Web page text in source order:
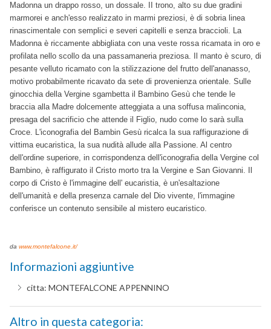
Madonna un drappo rosso, un dossale. II trono, alto su due gradini
marmorei e anch'esso realizzato in marmi preziosi, è di sobria linea
rinascimentale con semplici e severi capitelli e senza braccioli. La
Madonna è riccamente abbigliata con una veste rossa ricamata in oro e
profilata nello scollo da una passamaneria preziosa. Il manto è scuro, di
pesante velluto ricamato con la stilizzazione del frutto dell'ananasso,
motivo probabilmente ricavato da sete di provenienza orientale. Sulle
ginocchia della Vergine sgambetta il Bambino Gesù che tende le
braccia alla Madre dolcemente atteggiata a una soffusa malinconia,
presaga del sacrificio che attende il Figlio, nudo come lo sarà sulla
Croce. L'iconografia del Bambin Gesù ricalca la sua raffigurazione di
vittima eucaristica, la sua nudità allude alla Passione. Al centro
dell'ordine superiore, in corrispondenza dell'iconografia della Vergine col
Bambino, è raffigurato il Cristo morto tra la Vergine e San Giovanni. Il
corpo di Cristo è l'immagine dell' eucaristia, è un'esaltazione
dell'umanità e della presenza carnale del Dio vivente, l'immagine
conferisce un contenuto sensibile al mistero eucaristico.
da www.montefalcone.it/
Informazioni aggiuntive
citta: MONTEFALCONE APPENNINO
Altro in questa categoria: